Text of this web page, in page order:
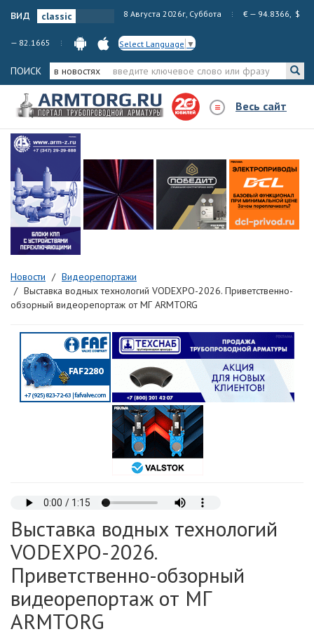
вид 8 Августа 2026г, Суббота € — 94.8366, $
— 82.1665 Select Language ▼
ПОИСК в новостях
Весь сайт
Новости
Видеорепортажи
Выставка водных технологий VODEXPO-2026. Приветственно-
обзорный видеорепортаж от МГ ARMTORG
Выставка водных технологий
VODEXPO-2026.
Приветственно-обзорный
видеорепортаж от МГ
ARMTORG